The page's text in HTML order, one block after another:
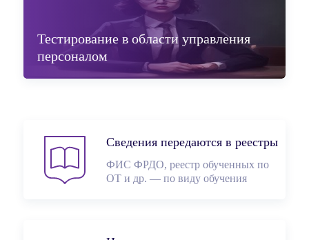
Тестирование в области управления
персоналом
Сведения передаются в реестры
ФИС ФРДО, реестр обученных по
ОТ и др. — по виду обучения